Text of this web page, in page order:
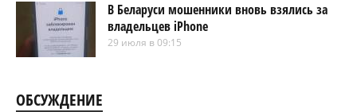
В Беларуси мошенники вновь взялись за
владельцев iPhone
29 июля в 09:15
ОБСУЖДЕНИЕ